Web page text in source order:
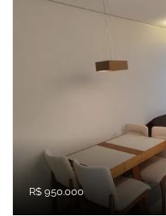
R$ 950.000